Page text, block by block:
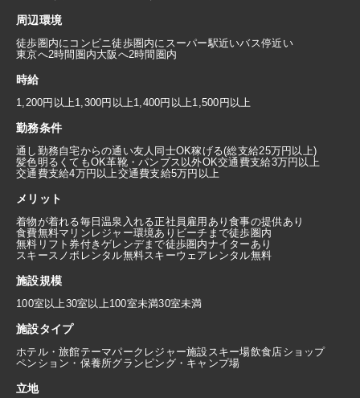
周辺環境
徒歩圏内にコンビニ徒歩圏内にスーパー駅近いバス停近い
東京へ2時間圏内大阪へ2時間圏内
時給
1,200円以上1,300円以上1,400円以上1,500円以上
勤務条件
通し勤務自宅からの通い友人同士OK稼げる(総支給25万円以上)
髪色明るくてもOK革靴・パンプス以外OK交通費支給3万円以上
交通費支給4万円以上交通費支給5万円以上
メリット
着物が着れる毎日温泉入れる正社員雇用あり食事の提供あり
食費無料マリンレジャー環境あり ビーチまで徒歩圏内
無料リフト券付きゲレンデまで徒歩圏内ナイターあり
スキースノボレンタル無料スキーウェアレンタル無料
施設規模
100室以上30室以上100室未満30室未満
施設タイプ
ホテル・旅館テーマパーク レジャー施設スキー場飲食店ショップ
ペンション・保養所グランピング・キャンプ場
立地